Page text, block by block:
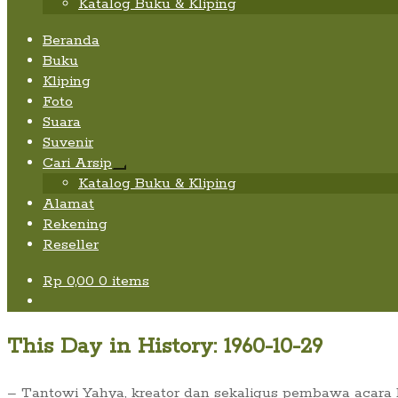
Katalog Buku & Kliping
Beranda
Buku
Kliping
Foto
Suara
Suvenir
Cari Arsip
Expand
child
Katalog Buku & Kliping
Alamat
Rekening
Reseller
Rp 0,00 0 items
This Day in History: 1960-10-29
– Tantowi Yahya, kreator dan sekaligus pembawa